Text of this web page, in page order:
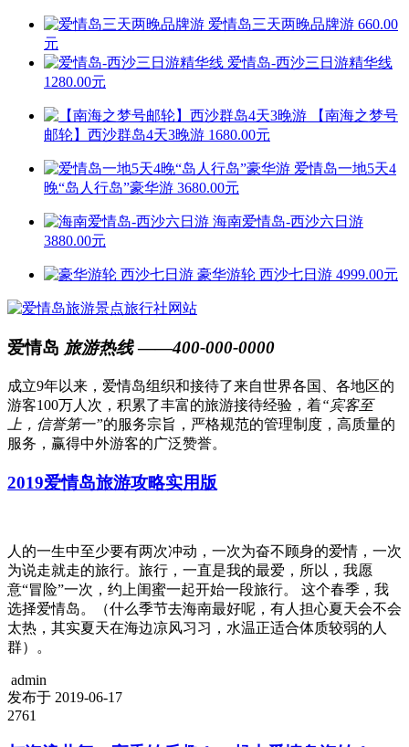
爱情岛三天两晚品牌游 660.00
元
爱情岛-西沙三日游精华线
1280.00元
【南海之梦号
邮轮】西沙群岛4天3晚游 1680.00元
爱情岛一地5天4
晚“岛人行岛”豪华游 3680.00元
海南爱情岛-西沙六日游
3880.00元
豪华游轮 西沙七日游 4999.00元
爱情岛 旅游热线——400-000-0000
成立9年以来，爱情岛组织和接待了来自世界各国、各地区的
游客100万人次，积累了丰富的旅游接待经验，着“宾客至
上，信誉第一”的服务宗旨，严格规范的管理制度，高质量的
服务，赢得中外游客的广泛赞誉。
2019爱情岛旅游攻略实用版
人的一生中至少要有两次冲动，一次为奋不顾身的爱情，一次
为说走就走的旅行。旅行，一直是我的最爱，所以，我愿
意“冒险”一次，约上闺蜜一起开始一段旅行。 这个春季，我
选择爱情岛。（什么季节去海南最好呢，有人担心夏天会不会
太热，其实夏天在海边凉风习习，水温正适合体质较弱的人
群）。
admin
发布于 2019-06-17
2761